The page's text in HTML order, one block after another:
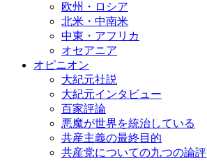
欧州・ロシア
北米・中南米
中東・アフリカ
オセアニア
オピニオン
大紀元社説
大紀元インタビュー
百家評論
悪魔が世界を統治している
共産主義の最終目的
共産党についての九つの論評